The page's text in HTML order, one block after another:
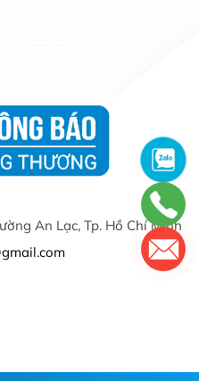
An Lạc, Tp. Hồ Chí Minh